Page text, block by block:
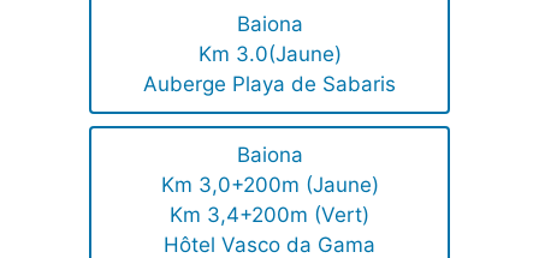
Baiona
Km 3.0(Jaune)
Auberge Playa de Sabaris
Baiona
Km 3,0+200m (Jaune)
Km 3,4+200m (Vert)
Hôtel Vasco da Gama